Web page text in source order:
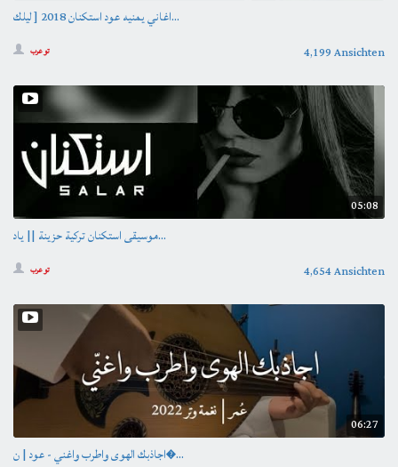
اغاني يمنيه عود استكنان 2018 [ ليلك...
تو عرب 4,199 Ansichten
05:08
موسيقى استكنان تركية حزينة || ياد...
تو عرب 4,654 Ansichten
06:27
اجاذبك الهوى واطرب واغني - عود | ن�...